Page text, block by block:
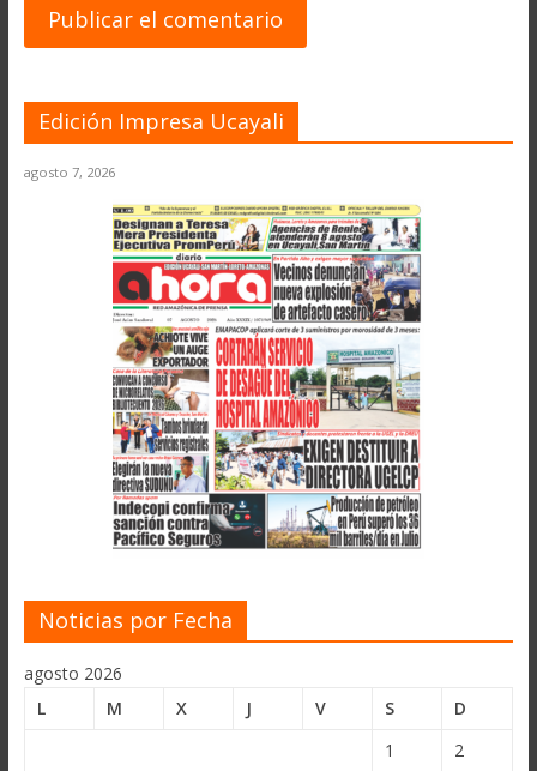
Edición Impresa Ucayali
agosto 7, 2026
Noticias por Fecha
agosto 2026
L
M X J V S
D
1
2